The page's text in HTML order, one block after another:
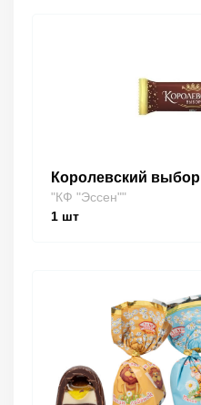
Королевский выбор
"КФ "Эссен""
1 шт